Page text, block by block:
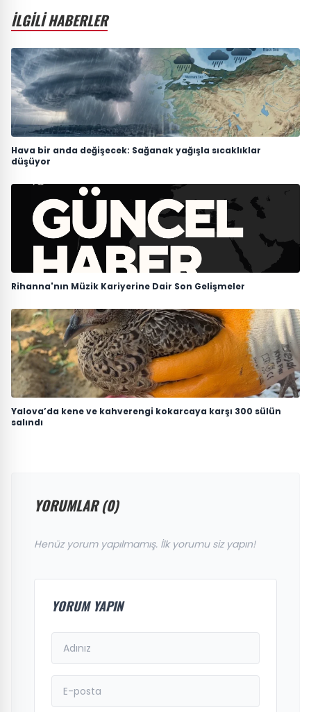
İLGİLİ HABERLER
Hava bir anda değişecek: Sağanak yağışla sıcaklıklar
düşüyor
Rihanna'nın Müzik Kariyerine Dair Son Gelişmeler
Yalova’da kene ve kahverengi kokarcaya karşı 300 sülün
salındı
YORUMLAR (0)
Henüz yorum yapılmamış. İlk yorumu siz yapın!
YORUM YAPIN